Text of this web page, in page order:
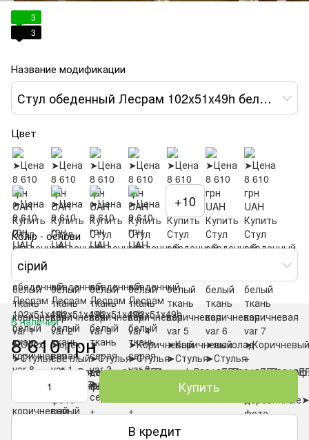
3
3
Название модификации
Стул обеденный Лесрам 102х51х49h белый ткань серая var 4
Цвет
+10
Колір - основи
сірий
В наличии
8 610 грн
Купить
В кредит